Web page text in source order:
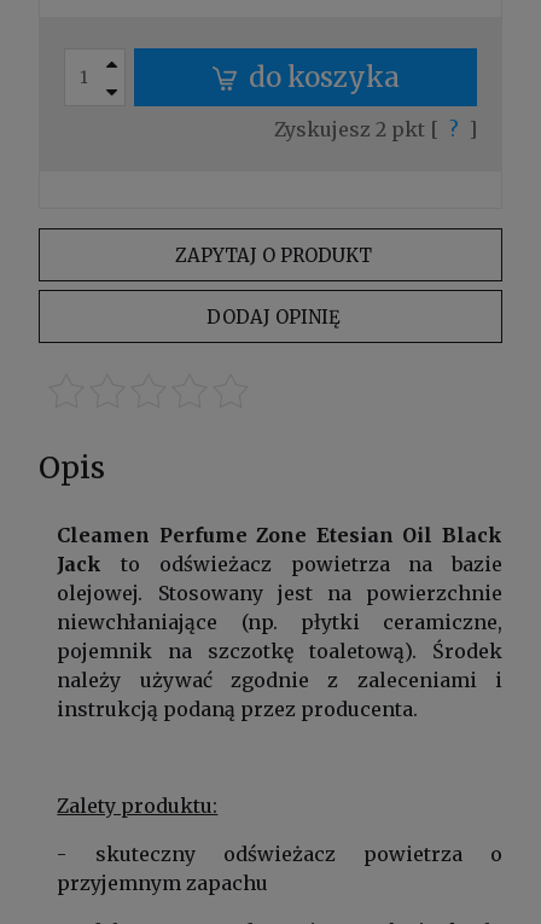
do koszyka
Zyskujesz 2pkt [ ? ]
ZAPYTAJ O PRODUKT
DODAJ OPINIĘ
Opis
Cleamen Perfume Zone Etesian Oil Black
Jack to odświeżacz powietrza na bazie
olejowej. Stosowany jest na powierzchnie
niewchłaniające (np. płytki ceramiczne,
pojemnik na szczotkę toaletową). Środek
należy używać zgodnie z zaleceniami i
instrukcją podaną przez producenta.
Zalety produktu:
- skuteczny odświeżacz powietrza o
przyjemnym zapachu